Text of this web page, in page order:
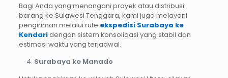
Bagi Anda yang menangani proyek atau distribusi
barang ke Sulawesi Tenggara, kami juga melayani
pengiriman melalui rute ekspedisi Surabaya ke
Kendaridengan sistem konsolidasi yang stabil dan
estimasi waktu yang terjadwal.
Surabaya ke Manado